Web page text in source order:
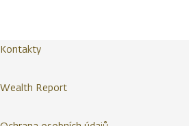
Kontakty
Wealth Report